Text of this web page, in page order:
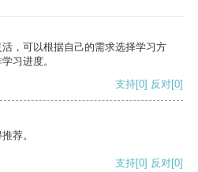
，可以根据自己的需求选择学习方
习进度。
支持[0] 反对[0]
荐。
支持[0] 反对[0]